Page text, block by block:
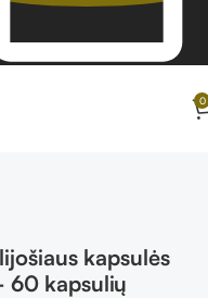
0
kapsulės
kapsulių